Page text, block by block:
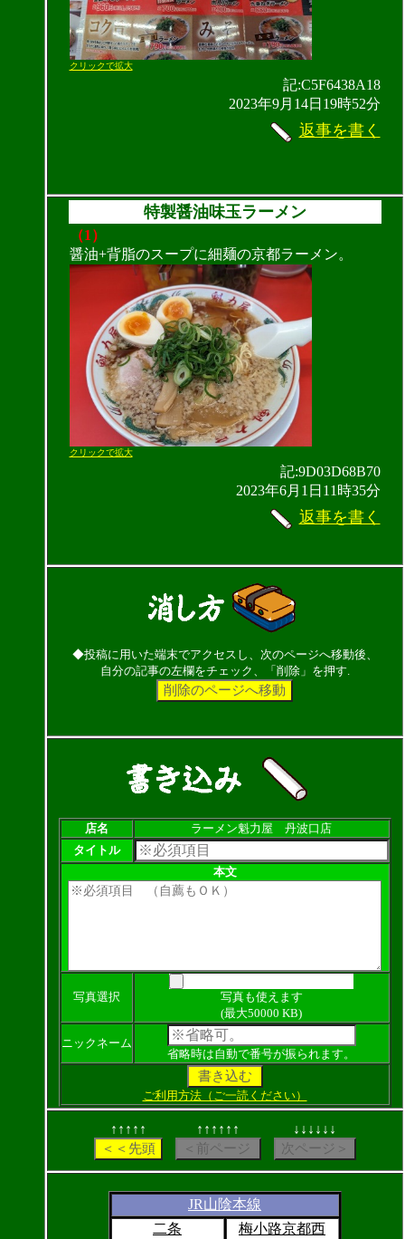
クリックで拡大
記:C5F6438A18
2023年9月14日19時52分
返事を書く
特製醤油味玉ラーメン
（1）
醤油+背脂のスープに細麺の京都ラーメン。
クリックで拡大
記:9D03D68B70
2023年6月1日11時35分
返事を書く
◆投稿に用いた端末でアクセスし、次のページへ移動後、
自分の記事の左欄をチェック、「削除」を押す.
店名
ラーメン魁力屋 丹波口店
タイトル
本文
写真選択
写真も使えます
(最大50000 KB)
ニックネーム
省略時は自動で番号が振られます。
ご利用方法（ご一読ください）
↑↑↑↑↑ ↑↑↑↑↑↑ ↓↓↓↓↓↓
JR山陰本線
二条
梅小路京都西